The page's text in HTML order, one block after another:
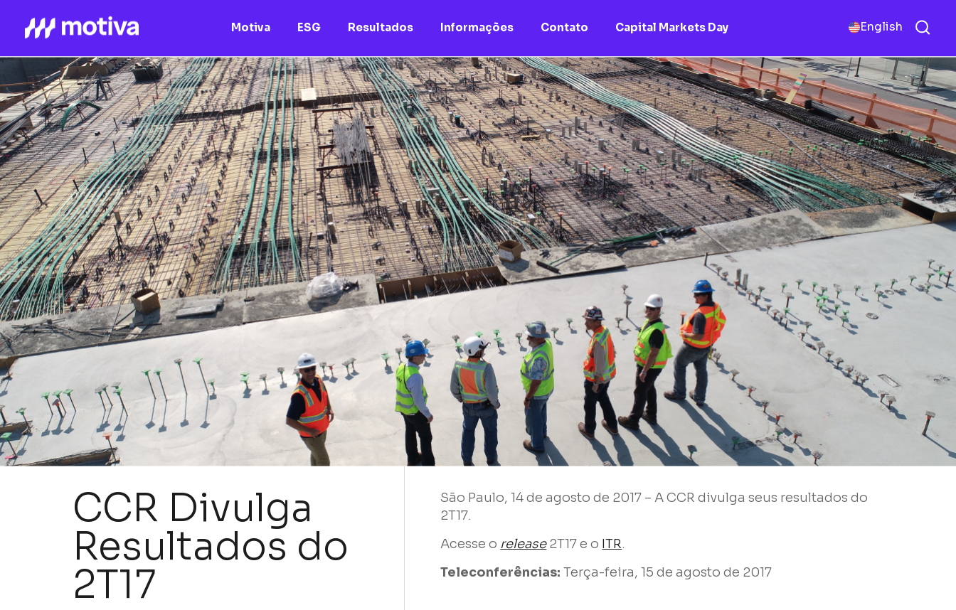
Motiva ESG Resultados
Motiva
Nossos Ativos
Informações Contato Capital Markets Day English
CCR Divulga
Resultados do
2T17
São Paulo, 14 de agosto de 2017 – A CCR divulga seus resultados do
2T17.
Acesse o release2T17 e o ITR.
Teleconferências:Terça-feira, 15 de agosto de 2017
E-mail